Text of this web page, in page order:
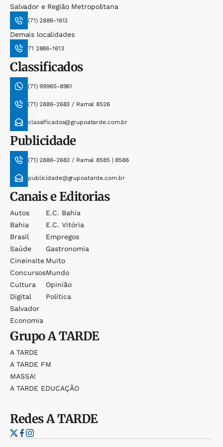
Salvador e Região Metropolitana
(71) 2886-1613
Demais localidades
71 2886-1613
Classificados
(71) 99965-8961
(71) 2886-2683 / Ramal 8526
classificados@grupoatarde.com.br
Publicidade
(71) 2886-2683 / Ramal 8585 | 8586
publicidade@grupoatarde.com.br
Canais e Editorias
Autos
Bahia
Brasil
Saúde
Cineinsite
Concursos
Cultura
Digital
Salvador
Economia
E.c. Bahia
E.c. Vitória
Empregos
Gastronomia
Muito
Mundo
Opinião
Política
GrupoA TARDE
A TARDE
A TARDE FM
MASSA!
A TARDE EDUCAÇÃO
RedesA TARDE